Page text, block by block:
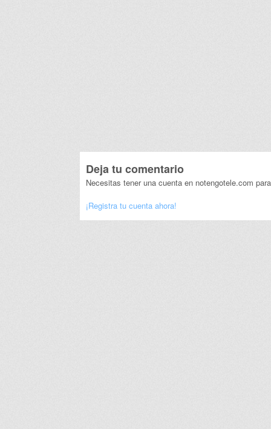
Deja tu comentario
Necesitas tener una cuenta en notengotele.com
¡Registra tu cuenta ahora!